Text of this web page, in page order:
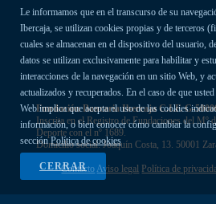
Le informamos que en el transcurso de su
Ibercaja, se utilizan cookies propias y de terceros
cuales se almacenan en el dispositivo del usuario,
datos se utilizan exclusivamente para habilitar y
interacciones de la navegación en un sitio Web, y
actualizados y recuperados. En el caso de que
Web implica que acepta el uso de las cookies
información, o bien conocer cómo cambiar la
secciónPolítica de cookies
CERRAR
Fundación Bancaria Ibercaja C.I.F. G-
Inscrita en el Registro de Fundaciones del Mº
Deporte con el nº 1689.
Domicilio social: Joaquín Costa, 13. 50001
ContactoAviso legal Política de